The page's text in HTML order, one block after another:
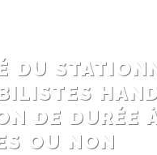
DU
DE DURÉE
OU NON